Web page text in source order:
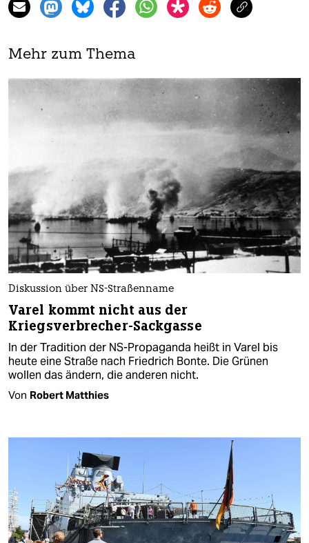
Mehr zum Thema
Diskussion über NS-Straßenname
Varel kommt nicht aus der
Kriegsverbrecher-Sackgasse
In der Tradition der NS-Propaganda heißt in Varel bis
heute eine Straße nach Friedrich Bonte. Die Grünen
wollen das ändern, die anderen nicht.
Von Robert Matthies